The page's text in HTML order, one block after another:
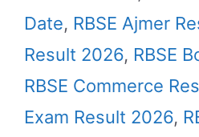
Date, RBSE Ajmer
Result 2026, RBSE
RBSE Commerce
Exam Result 2026,